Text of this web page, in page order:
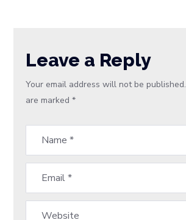
Leave a Reply
Your email address will not be published.
are marked*